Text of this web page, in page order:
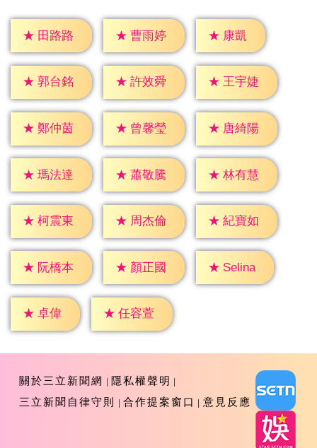
★ 田路路 ★ 曹雨婷 ★ 康凱
★ 郭台銘 ★ 許效舜 ★ 王宇婕
★ 鄭仲茵 ★ 曾馨瑩 ★ 唐綺陽
★ 瑪法達 ★ 蕭敬騰 ★ 林有慧
★ 柯震東 ★ 周杰倫 ★ 紀寶如
★ 阮橋本 ★ 顏正國 ★ Selina
★ 卓偉 ★ 任容萱
關於三立新聞網
隱私權聲明
三立新聞自律守則
合作提案窗口 意見反應